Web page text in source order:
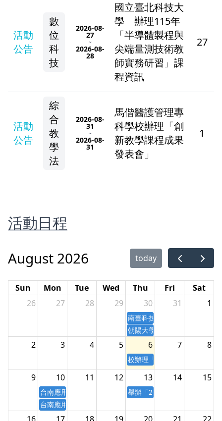
活動
公告
數
位
科
技
2026-08-
27
~
2026-08-
28
國立臺北科技大
學 辦理115年
「半導體製程與
尖端量測技術教
師實務研習」課
程資訊
27
活動
公告
綜
合
教
學
法
2026-08-
31
~
2026-08-
31
馬偕醫護管理專
科學校辦理「創
新教學課程成果
發表會」
1
活動日程
August 2026 today
Sun Mon Tue Wed Thu Fri
Sat
26
27 28 29 30
南臺科技大學辦理辦理「從
朝陽大學辦理「2026全國幼
31 1
2 3 4 5 6
校辦理「2026南投市珍珠遊
7 8
9 10
台南應用科技大學「AI驅動之智慧電商與視覺行銷實務研
台南應用科技大學辦理「AI驅動之智慧電商與視覺行銷實
11 12 13
舉辦「2026 AI(Generative
14 15